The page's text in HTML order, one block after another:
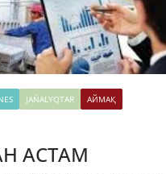
JAŃALYQTAR
АЙМАҚ
АСТАМ